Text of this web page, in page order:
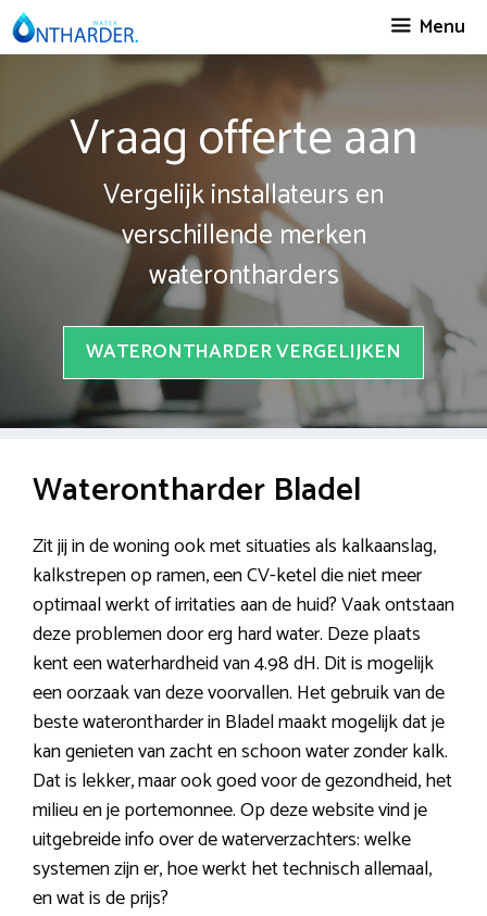
Spring
naar
Menu
Vraag offerte aan
Vergelijk installateurs en
verschillende merken
waterontharders
WATERONTHARDER VERGELIJKEN
Waterontharder Bladel
Zit jij in de woning ook met situaties als kalkaanslag,
kalkstrepen op ramen, een CV-ketel die niet meer
optimaal werkt of irritaties aan de huid? Vaak ontstaan
deze problemen door erg hard water. Deze plaats
kent een waterhardheid van 4.98 dH. Dit is mogelijk
een oorzaak van deze voorvallen. Het gebruik van de
beste waterontharder in Bladel maakt mogelijk dat je
kan genieten van zacht en schoon water zonder kalk.
Dat is lekker, maar ook goed voor de gezondheid, het
milieu en je portemonnee. Op deze website vind je
uitgebreide info over de waterverzachters: welke
systemen zijn er, hoe werkt het technisch allemaal,
en wat is de prijs?